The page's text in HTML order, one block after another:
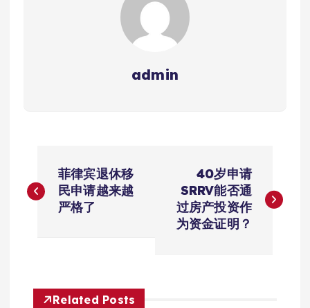
admin
章
菲律宾退休移
民申请越来越
严格了
40岁申请
SRRV能否通
过房产投资作
为资金证明？
Related Posts